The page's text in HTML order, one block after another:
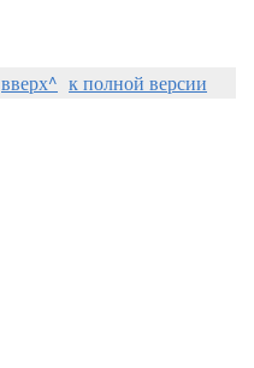
вверх^ к полной версии